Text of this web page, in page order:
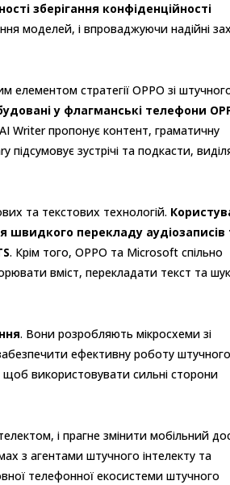
зберігання конфіденційності
моделей, і впроваджуючи надійні
елементом стратегії OPPO зі
у флагманські телефони
Writer пропонує контент, граматичну
зустрічі та подкасти,
та текстових технологій.
перекладу аудіозаписів
. Крім того, OPPO та Microsoft спільно
вміст, перекладати текст та
. Вони розробляють мікросхеми зі
ефективну роботу штучного
щоб використовувати сильні сторони
і прагне змінити мобільний
з агентами штучного інтелекту та
телефонної екосистеми штучного